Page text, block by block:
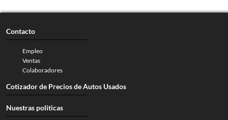
Contacto
Empleo
Ventas
Colaboradores
Cotizador de Precios de Autos Usados
Nuestras politicas